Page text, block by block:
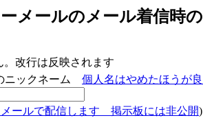
メールのメール着信時
改行は反映されます
ニックネーム 個人名はやめたほうが
メールで配信します 掲示板には非公開)